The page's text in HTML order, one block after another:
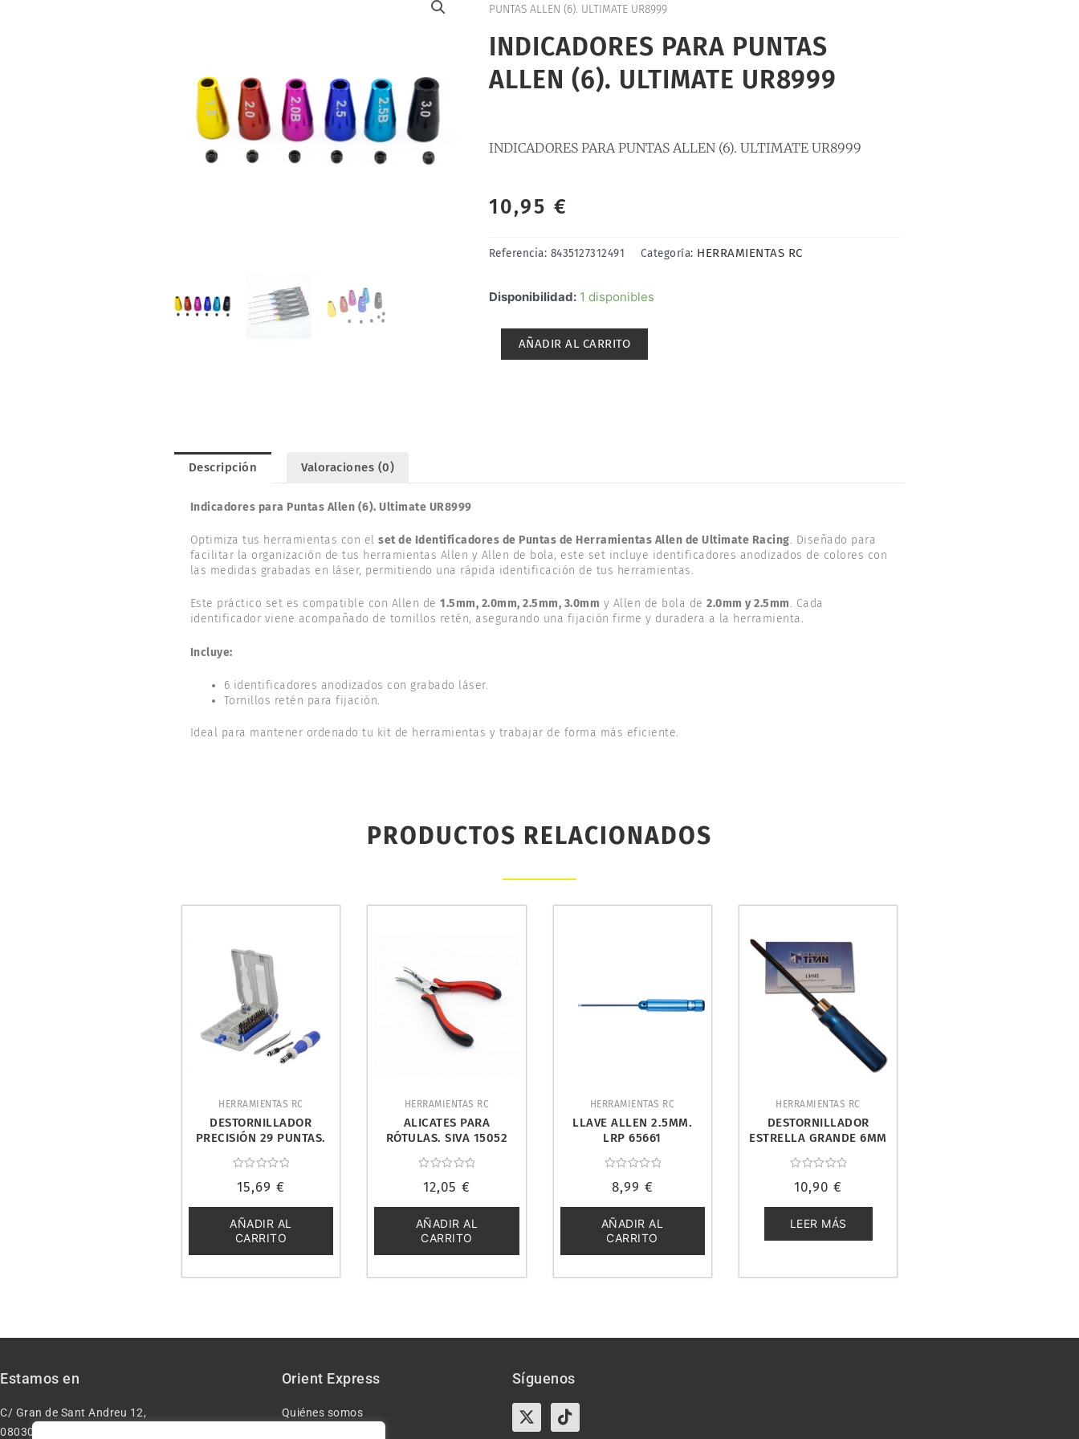
PUNTAS ALLEN (6). ULTIMATE UR8999
INDICADORES PARA PUNTAS
ALLEN (6). ULTIMATE UR8999
INDICADORES PARA PUNTAS ALLEN (6). ULTIMATE UR8999
10,95 €
Referencia: 8435127312491 Categoría: HERRAMIENTAS RC
Disponibilidad: 1 disponibles
INDICADORES
PUNTAS
AÑADIR AL CARRITO
Descripción Valoraciones (0)
Indicadores para Puntas Allen (6). Ultimate UR8999
Optimiza tus herramientas con elset de Identificadores de Puntas de Herramientas Allen de Ultimate Racing. Diseñado para
facilitar la organización de tus herramientas Allen y Allen de bola, este set incluye identificadores anodizados de colores con
las medidas grabadas en láser, permitiendo una rápida identificación de tus herramientas.
Este práctico set es compatible con Allen de1.5mm, 2.0mm, 2.5mm, 3.0mm y Allen de bola de2.0mm y 2.5mm. Cada
identificador viene acompañado de tornillos retén, asegurando una fijación firme y duradera a la herramienta.
Incluye:
6 identificadores anodizados con grabado láser.
Tornillos retén para fijación.
Ideal para mantener ordenado tu kit de herramientas y trabajar de forma más eficiente.
PRODUCTOS RELACIONADOS
HERRAMIENTAS RC
DESTORNILLADOR
PRECISIÓN 29 PUNTAS.
con
de
5
15,69 €
AÑADIR AL
CARRITO
HERRAMIENTAS RC
ALICATES PARA
RÓTULAS. SIVA 15052
con
de
5
12,05 €
AÑADIR AL
CARRITO
HERRAMIENTAS RC
LLAVE ALLEN 2.5MM.
LRP 65661
con
de
5
8,99 €
AÑADIR AL
CARRITO
HERRAMIENTAS RC
DESTORNILLADOR
ESTRELLA GRANDE 6MM
con
de
5
10,90€
LEER MÁS
Estamos en
C/ Gran de Sant Andreu 12,
08030 – Barcelona España
Orient Express
Quiénes somos
Síguenos
X-
twitter
Tiktok
InstagramFacebook